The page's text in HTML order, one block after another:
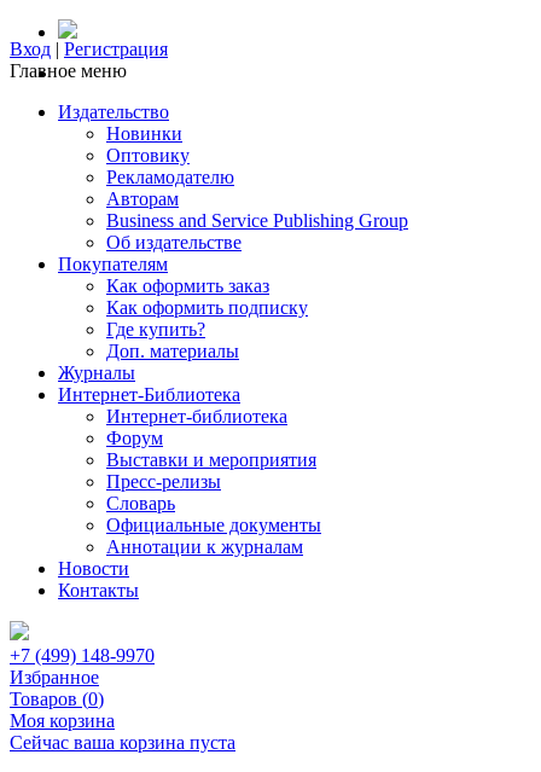
Вход | Регистрация
Главное меню
Издательство
Новинки
Оптовику
Рекламодателю
Авторам
Business and Service Publishing Group
Об издательстве
Покупателям
Как оформить заказ
Как оформить подписку
Где купить?
Доп. материалы
Журналы
Интернет-Библиотека
Интернет-библиотека
Форум
Выставки и мероприятия
Пресс-релизы
Словарь
Официальные документы
Аннотации к журналам
Новости
Контакты
+7 (499) 148-9970
Избранное
Товаров (0)
Моя корзина
Сейчас ваша корзина пуста